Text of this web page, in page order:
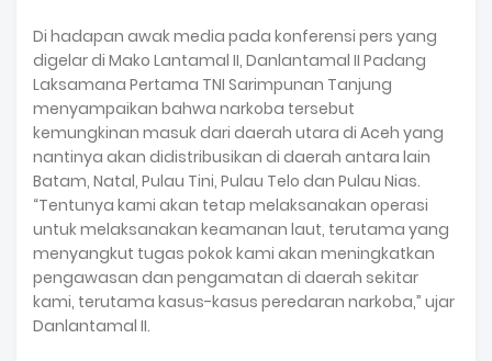
Di hadapan awak media pada konferensi pers yang
digelar di Mako Lantamal II, Danlantamal II Padang
Laksamana Pertama TNI Sarimpunan Tanjung
menyampaikan bahwa narkoba tersebut
kemungkinan masuk dari daerah utara di Aceh yang
nantinya akan didistribusikan di daerah antara lain
Batam, Natal, Pulau Tini, Pulau Telo dan Pulau Nias.
“Tentunya kami akan tetap melaksanakan operasi
untuk melaksanakan keamanan laut, terutama yang
menyangkut tugas pokok kami akan meningkatkan
pengawasan dan pengamatan di daerah sekitar
kami, terutama kasus-kasus peredaran narkoba,” ujar
Danlantamal II.